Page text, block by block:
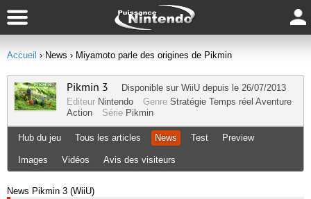
Accueil › News › Miyamoto parle des origines de Pikmin
Pikmin 3 Disponible sur WiiU depuis le 26/07/2013
Editeur Nintendo Genre Stratégie Temps réel Aventure
Action
Série Pikmin
Hub du jeu Tous les articles News Test Preview
Images Vidéos Avis des visiteurs
News Pikmin 3 (WiiU)